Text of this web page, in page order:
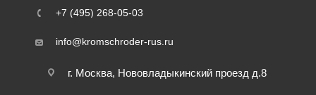
+7 (495) 268-05-03
info@kromschroder-rus.ru
г. Москва, Нововладыкинский проезд д.8